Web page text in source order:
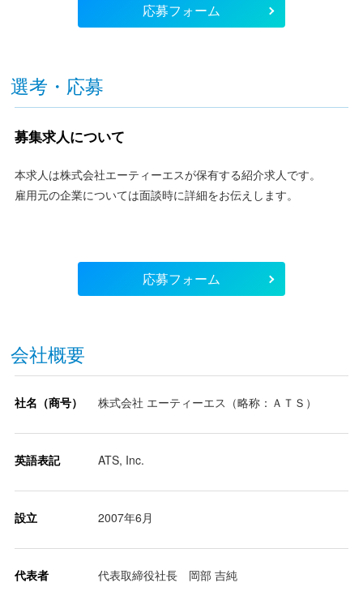
応募フォーム
選考・応募
募集求人について
本求人は株式会社エーティーエスが保有する紹介求人です。
雇用元の企業については面談時に詳細をお伝えします。
応募フォーム
会社概要
社名（商号） 株式会社 エーティーエス（略称：ＡＴＳ）
英語表記 ATS, Inc.
設立 2007年6月
代表者 代表取締役社長 岡部 吉純